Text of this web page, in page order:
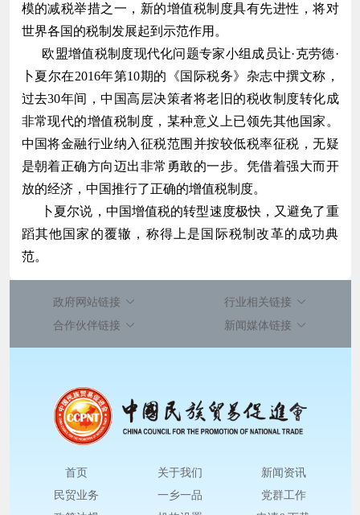
模的减税举措之一，新的增值税制度具有先进性，将对
世界各国的税制发展起到示范作用。
欧盟增值税制度现代化问题专家小组成员让·克劳德·
卜夏尔在2016年第10期的《国际税务》杂志中撰文称，
过去30年间，中国高层决策者将老旧的税收制度转化成
非常现代的增值税制度，某种意义上已领先其他国家。
中国将金融行业纳入征税范围并按较低税率征税，无疑
是朝着正确方向迈出非常勇敢的一步。凭借着强大而开
放的经济，中国推行了正确的增值税制度。
卜夏尔说，中国增值税的转型速度极快，又避免了重
蹈其他国家的覆辙，称得上是国际税制改革的成功典
范。
政府网站链接
行业相关链接
合作伙伴链接
新闻媒体链接
首页 关于我们
新闻资讯
民贸业务
一乡一品
党群工作